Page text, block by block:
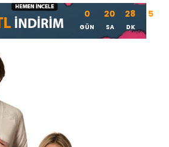
0
GÜN
20
SA
28
DK
5